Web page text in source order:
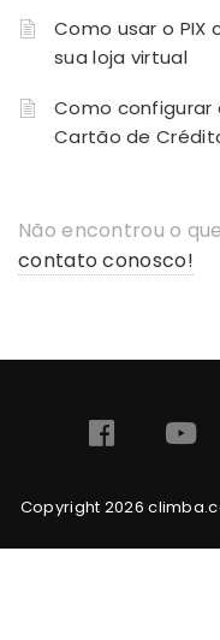
Como usar o
sua loja virtual
Como configurar
Cartão de
Não encontrou o
contato conosco!
Copyright 2026